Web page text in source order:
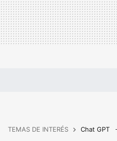
TEMAS DE INTERÉS Chat GPT